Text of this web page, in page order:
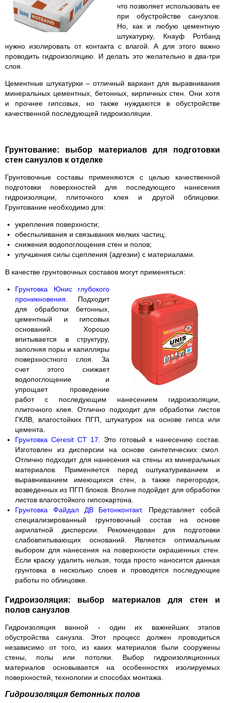
что позволяет использовать ее
при обустройстве санузлов.
Но, как и любую цементную
штукатурку, Кнауф Ротбанд
нужно изолировать от контакта с влагой. А для этого важно
проводить гидроизоляцию. И делать это желательно в два-три
слоя.
Цементные штукатурки – отличный вариант для выравнивания
минеральных цементных, бетонных, кирпичных стен. Они хотя
и прочнее гипсовых, но также нуждаются в обустройстве
качественной последующей гидроизоляции.
Грунтование: выбор материалов для подготовки
стен санузлов к отделке
Грунтовочные составы применяются с целью качественной
подготовки поверхностей для последующего нанесения
гидроизоляции, плиточного клея и другой облицовки.
Грунтование необходимо для:
укрепления поверхности;
обеспыливания и связывания мелких частиц;
снижения водопоглощения стен и полов;
улучшения силы сцепления (адгезии) с материалами.
В качестве грунтовочных составов могут применяться:
Грунтовка Юнис глубокого
проникновения . Подходит
для обработки бетонных,
цементный и гипсовых
оснований. Хорошо
впитывается в структуру,
заполняя поры и капилляры
поверхностного слоя. За
счет этого снижает
водопоглощение и
упрощает проведение
работ с последующим нанесением гидроизоляции,
плиточного клея. Отлично подходит для обработки листов
ГКЛВ, влагостойких ПГП, штукатурок на основе гипса или
цемента.
Грунтовка Ceresit CT 17 . Это готовый к нанесению состав.
Изготовлен из дисперсии на основе синтетических смол.
Отлично подходит для нанесения на стены из минеральных
материалов. Применяется перед оштукатуриванием и
выравниванием имеющихся стен, а также перегородок,
возведенных из ПГП блоков. Вполне подойдет для обработки
листов влагостойкого гипсокартона.
Грунтовка Файдал ДВ Бетонконтакт. Представляет собой
специализированный грунтовочный состав на основе
акрилатной дисперсии. Рекомендован для подготовки
слабовпитывающих оснований. Является оптимальным
выбором для нанесения на поверхности окрашенных стен.
Если краску удалить нельзя, тогда просто наносится данная
грунтовка в несколько слоев и проводятся последующие
работы по облицовке.
Гидроизоляция: выбор материалов для стен и
полов санузлов
Гидроизоляция ванной - один их важнейших этапов
обустройства санузла. Этот процесс должен проводиться
независимо от того, из каких материалов были сооружены
стены, полы или потолки. Выбор гидроизоляционных
материалов основывается на особенностях изолируемых
поверхностей, технологии и способах монтажа.
Гидроизоляция бетонных полов